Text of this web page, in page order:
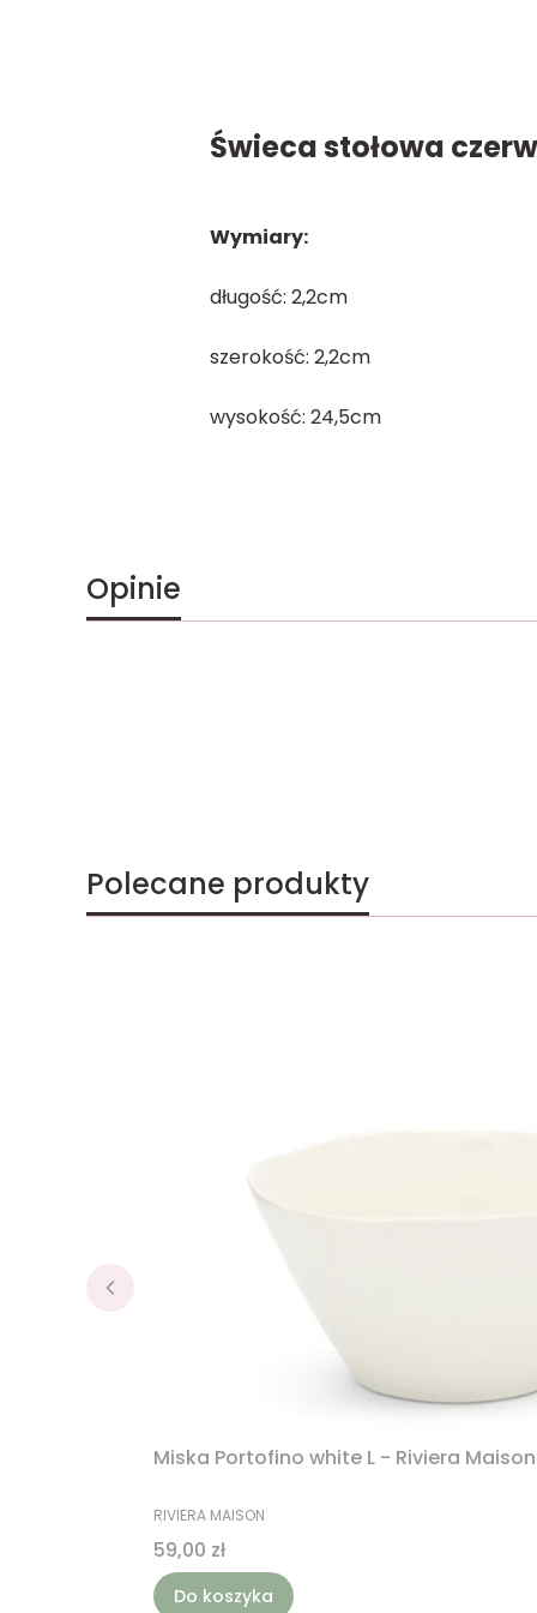
Świeca stołowa
Wymiary:
długość: 2,2cm
szerokość: 2,2cm
wysokość: 24,5cm
Opinie
Polecane produkty
Miska Portofino white L - Riviera Maison
PRODUCENT
RIVIERA MAISON
Cena
59,00 zł
Do koszyka